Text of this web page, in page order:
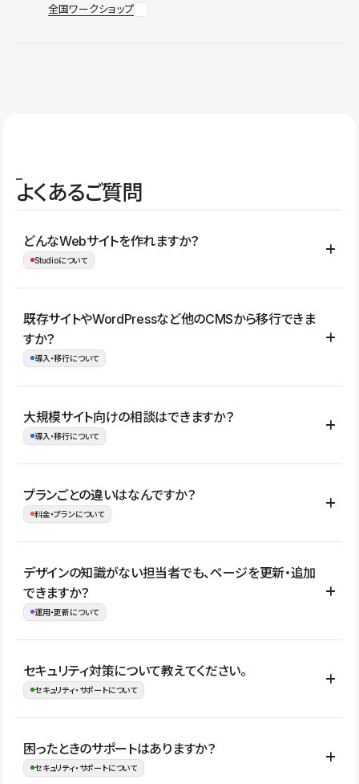
全国ワークショップ
よくあるご質問
どんなWebサイトを作れますか？
Studioについて
コーポレートサイト、サービスサイト、LP、採用サイト、ブロ
グ・メディア、イベントサイト、店舗・商品紹介サイト、ポートフ
ォリオなど幅広く制作できます。
既存サイトやWordPressなど他のCMSから移行できま
すか？
導入・移行について
はい。既存サイトの構成やコンテンツ、URLを整理したうえで、
Studio上に再構築する形で移行できます。 WordPressの場合は、
イト全体のデザインや設定がそのまま移行されるわけではないた
め、移行後にページ構成やデザイン、CMS設計、URL・リダイレク
大規模サイト向けの相談はできますか？
導入・移行について
はい。アクセス規模が大きいサイトや、複数部門での運用、権限管
理、セキュリティ確認、既存システムとの連携など、個別の要件が
ない段階でも、お問い合わせください。
お問合せはこちら
プランごとの違いはなんですか？
料金・プランについて
公開ページ数、バージョン履歴の期間、CMS利用数の上限、権限
管理の有無などがプランごとに異なります。詳しくは料金プランペ
ージをご覧ください。
デザインの知識がない担当者でも、ページを更新・追加
できますか？
運用・更新について
はい。CMSやコンポーネントを活用して更新範囲を設計しておく
ことで、デザインを崩しにくい状態で運用できます。 さらにコン
ながらレイアウトに影響を与えずに更新作業を進めやすくなりま
す。
セキュリティ対策について教えてください。
セキュリティ・サポートについて
Studioでは、公開サイトやサービスを安全に利用できるよう、通信
の暗号化、データ保護、アクセス管理、脆弱性対策など、複数の観
困ったときのサポートはありますか？
セキュリティ・サポートについて